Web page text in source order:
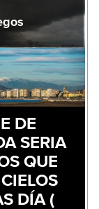
DE
SERIA
QUE
DÍA (